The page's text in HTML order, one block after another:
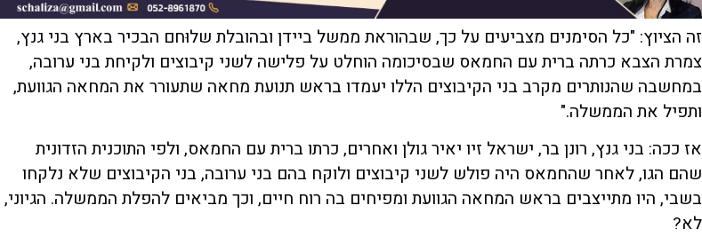
זה הציוץ: "כל הסימנים מצביעים על כך, שבהוראת ממשל ביידן ובהובלת שלוּחם הבכיר בארץ בני גנץ,
צמרת הצבא כרתה ברית עם החמאס שבסיכומה הוחלט על פלישה לשני קיבוצים ולקיחת בני ערובה,
במחשבה שהנותרים מקרב בני הקיבוצים הללו יעמדו בראש תנועת מחאה שתעורר את המחאה הגוועת,
ותפיל את הממשלה."
אז ככה: בני גנץ, רונן בר, ישראל זיו יאיר גולן ואחרים, כרתו ברית עם החמאס, ולפי התוכנית הזדונית
שהם הגו, לאחר שהחמאס היה פולש לשני קיבוצים ולוקח בהם בני ערובה, בני הקיבוצים שלא נלקחו
בשבי, היו מתייצבים בראש המחאה הגוועת ומפיחים בה רוח חיים, וכך מביאים להפלת הממשלה. הגיוני,
לא?